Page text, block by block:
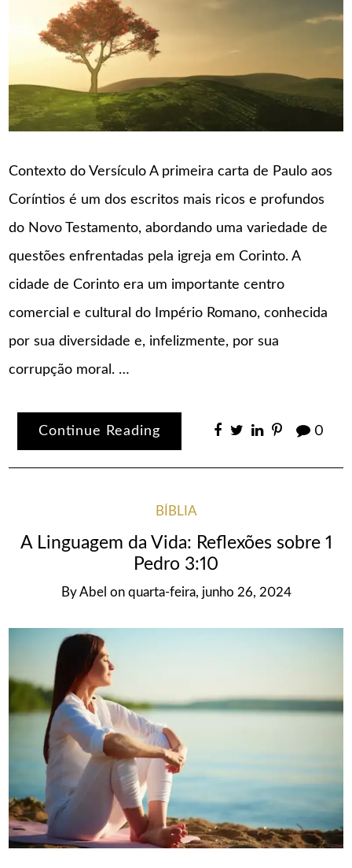
Contexto do Versículo A primeira carta de Paulo aos
Coríntios é um dos escritos mais ricos e profundos
do Novo Testamento, abordando uma variedade de
questões enfrentadas pela igreja em Corinto. A
cidade de Corinto era um importante centro
comercial e cultural do Império Romano, conhecida
por sua diversidade e, infelizmente, por sua
corrupção moral. …
Continue Reading 0
BÍBLIA
A Linguagem da Vida: Reflexões sobre 1
Pedro 3:10
ByAbel on quarta-feira, junho 26, 2024